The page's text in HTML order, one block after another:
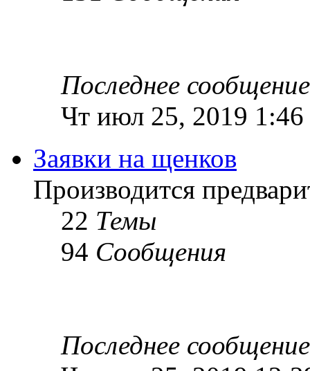
Последнее сообщение
Чт июл 25, 2019 1:46
Заявки на щенков
Производится
22 Темы
94 Сообщения
Последнее сообщение